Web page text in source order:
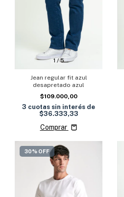
1 /5
Jean regular fit azul
desapretado azul
$109.000,00
3 cuotas sin interés de
$36.333,33
Comprar
30% OFF